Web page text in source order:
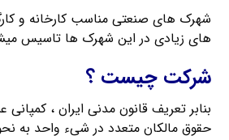
شهرک های صنعتی مناسب کارخانه و
های زیادی در این شهرک ها تاسیس
شرکت چیست ؟
بنابر تعریف قانون مدنی ایران ،
حقوق مالکان متعدد در شیء واحد به